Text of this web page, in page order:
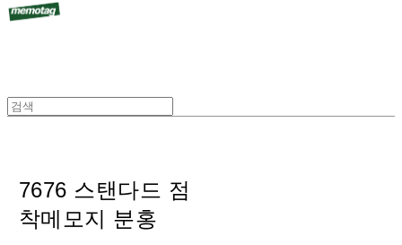
7676 스탠다드 점
착메모지 분홍